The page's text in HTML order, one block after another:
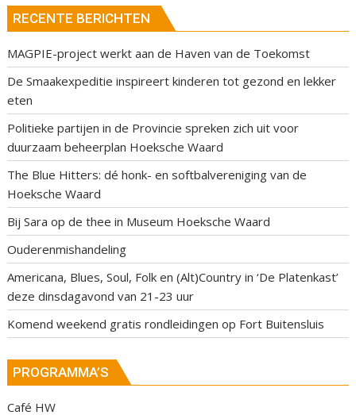
RECENTE BERICHTEN
MAGPIE-project werkt aan de Haven van de Toekomst
De Smaakexpeditie inspireert kinderen tot gezond en lekker
eten
Politieke partijen in de Provincie spreken zich uit voor
duurzaam beheerplan Hoeksche Waard
The Blue Hitters: dé honk- en softbalvereniging van de
Hoeksche Waard
Bij Sara op de thee in Museum Hoeksche Waard
Ouderenmishandeling
Americana, Blues, Soul, Folk en (Alt)Country in ‘De Platenkast’
deze dinsdagavond van 21-23 uur
Komend weekend gratis rondleidingen op Fort Buitensluis
PROGRAMMA’S
Café HW